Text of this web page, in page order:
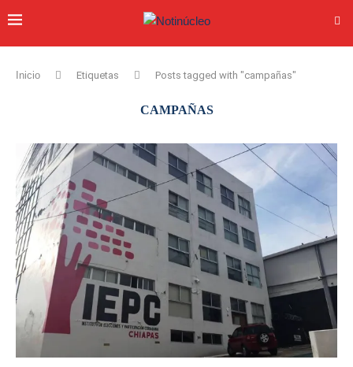
Inicio Etiquetas Posts tagged with "campañas"
CAMPAÑAS